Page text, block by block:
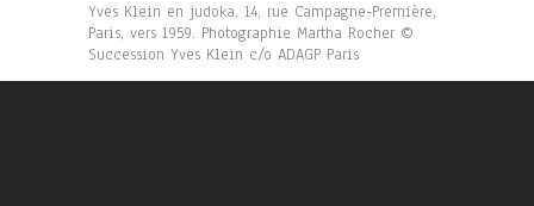
Yves Klein en judoka, 14, rue Campagne-Première,
Paris, vers 1959. Photographie Martha Rocher ©
Succession Yves Klein c/o ADAGP Paris